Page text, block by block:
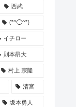
西武
(*^◯^*)
イチロー
則本昂大
村上 宗隆
清宮
坂本勇人